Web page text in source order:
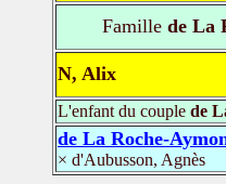
Famille de La
N, Alix
L'enfant du couple de
de La Roche-
× d'Aubusson, Agnès